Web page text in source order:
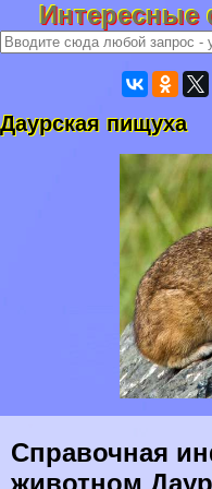
Даурская пищуха
Справочная